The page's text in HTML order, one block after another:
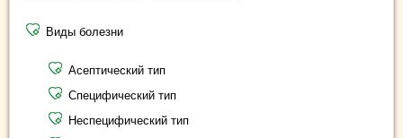
Виды болезни
Асептический тип
Специфический тип
Неспецифический тип